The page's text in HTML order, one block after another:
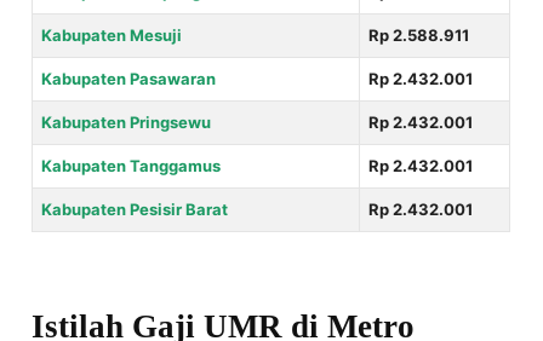
Kabupaten Mesuji Rp 2.588.911
Kabupaten Pasawaran Rp 2.432.001
Kabupaten Pringsewu Rp 2.432.001
Kabupaten Tanggamus Rp 2.432.001
Kabupaten Pesisir Barat Rp 2.432.001
Istilah Gaji UMR di Metro